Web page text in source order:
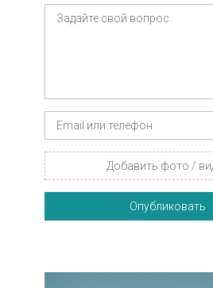
Добавить фото /
Опубликовать